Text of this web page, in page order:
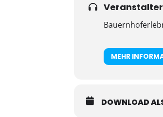
Veranstalter
MEHR
DOWNLOAD